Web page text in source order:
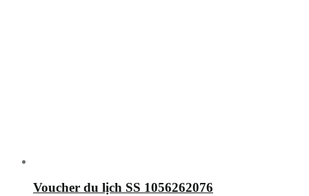
Voucher du lịch SS 1056262076